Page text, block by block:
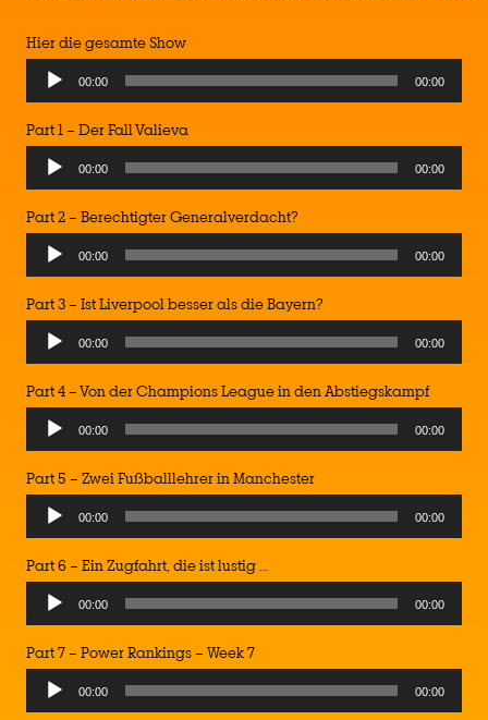
Hier die gesamte Show
00:00 00:00
Part 1 – Der Fall Valieva
00:00 00:00
Part 2 – Berechtigter Generalverdacht?
00:00 00:00
Part 3 – Ist Liverpool besser als die Bayern?
00:00 00:00
Part 4 – Von der Champions League in den Abstiegskampf
Audio
Player
00:00 00:00
Part 5 – Zwei Fußballlehrer in Manchester
Audio
Player
00:00 00:00
Part 6 – Ein Zugfahrt, die ist lustig …
Audio
Player
00:00 00:00
Part 7 – Power Rankings – Week 7
Audio
00:00 00:00